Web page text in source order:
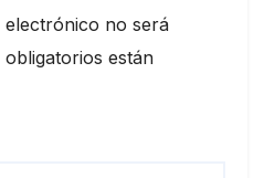
no será
obligatorios están